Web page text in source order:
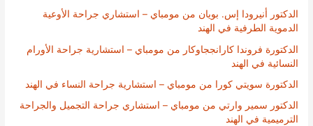
الدكتور أنيرودا إس. بويان من مومباي – استشاري جراحة الأوعية
الدموية الطرفية في الهند
الدكتورة فروندا كارانججاوكار من مومباي – استشارية جراحة الأورام
النسائية في الهند
الدكتورة سويتي كورا من مومباي – استشارية جراحة النساء في الهند
الدكتور سمير وارتي من مومباي – استشاري جراحة التجميل والجراحة
الترميمية في الهند